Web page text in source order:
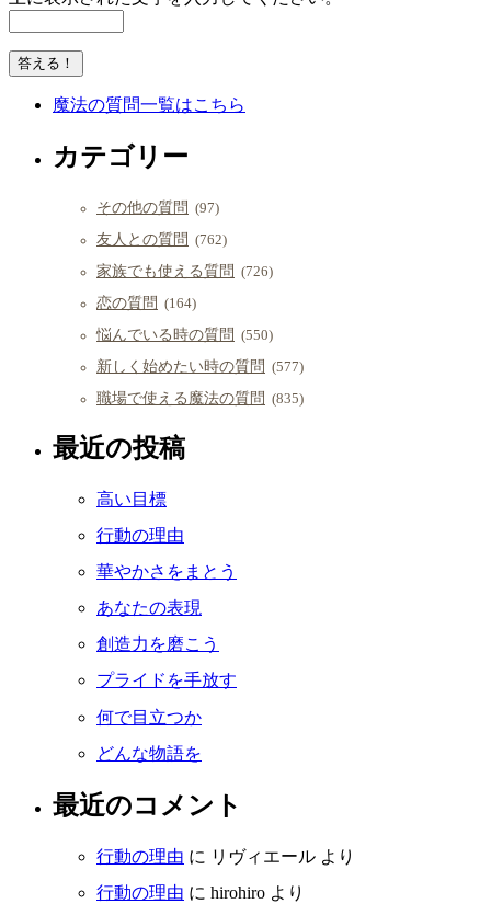
魔法の質問一覧はこちら
カテゴリー
その他の質問 (97)
友人との質問 (762)
家族でも使える質問 (726)
恋の質問 (164)
悩んでいる時の質問 (550)
新しく始めたい時の質問 (577)
職場で使える魔法の質問 (835)
最近の投稿
高い目標
行動の理由
華やかさをまとう
あなたの表現
創造力を磨こう
プライドを手放す
何で目立つか
どんな物語を
最近のコメント
行動の理由 に リヴィエール より
行動の理由 に hirohiro より